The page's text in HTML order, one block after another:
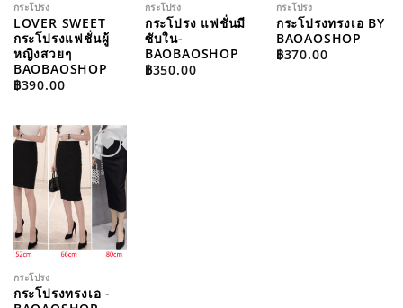
กระโปรง
LOVER SWEET
กระโปรงแฟชั่นผู้
หญิงสวยๆ
BAOBAOSHOP
฿390.00
กระโปรง
กระโปรง แฟชั่นมี
ซับใน-
BAOBAOSHOP
฿350.00
กระโปรง
กระโปรงทรงเอ BY
BAOAOSHOP
฿370.00
ADD TO
WISHLIST
กระโปรง
กระโปรงทรงเอ -